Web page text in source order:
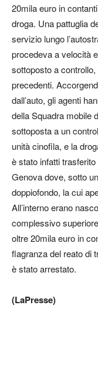
20mila euro in
droga. Una pattuglia
servizio lungo
procedeva a velocità
sottoposto a
precedenti.
dall’auto, gli agenti
della Squadra mobile
sottoposta a un
unità cinofila, e la
è stato infatti
Genova dove, sotto
doppiofondo, la cui
All’interno erano
complessivo
oltre 20mila euro in
flagranza del reato di
è stato arrestato.
(LaPresse)